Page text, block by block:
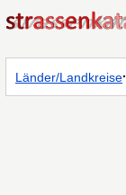
Länder/Landkreise·